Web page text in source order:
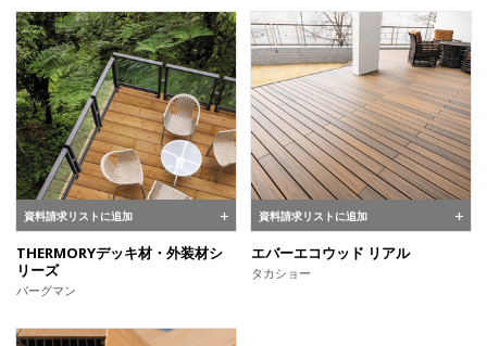
資料請求リストに追加
THERMORYデッキ材・外装材シ
リーズ
バーグマン
資料請求リストに追加
エバーエコウッド リアル
タカショー